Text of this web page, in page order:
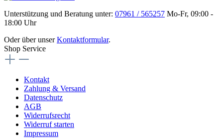
Unterstützung und Beratung unter: 07961 / 565257 Mo-Fr, 09:00 -
18:00 Uhr
Oder über unserKontaktformular.
Shop Service
Kontakt
Zahlung & Versand
Datenschutz
AGB
Widerrufsrecht
Widerruf starten
Impressum